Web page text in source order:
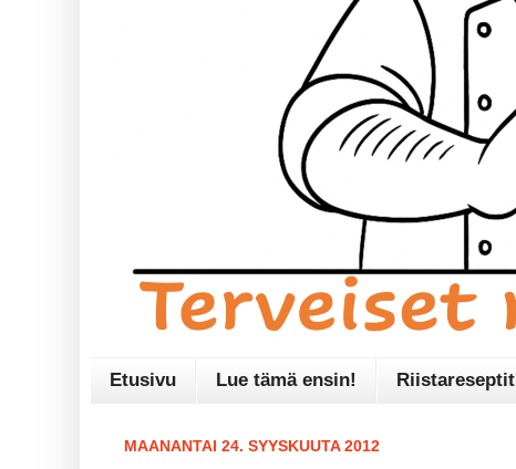
Etusivu Lue tämä ensin! Riistareseptit
MAANANTAI 24. SYYSKUUTA 2012